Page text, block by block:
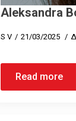
Aleksandra
S V 21/03/2025
Read more